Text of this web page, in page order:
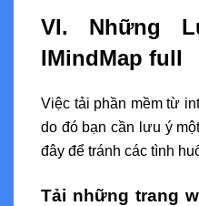
VI. Những
IMindMap full
Việc tải phần mềm từ
do đó bạn cần lưu ý
đây để tránh các tình
Tải những trang